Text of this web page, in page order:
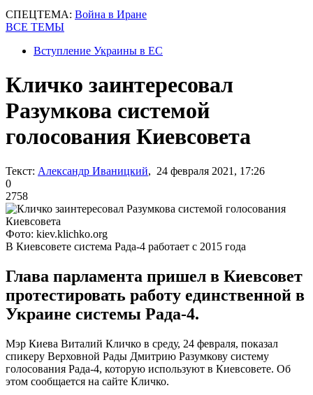
СПЕЦТЕМА: Война в Иране
ВСЕ ТЕМЫ
Вступление Украины в ЕС
Кличко заинтересовал
Разумкова системой
голосования Киевсовета
Текст: Александр Иваницкий, 24 февраля 2021, 17:26
0
2758
Фото: kiev.klichko.org
В Киевсовете система Рада-4 работает с 2015 года
Глава парламента пришел в Киевсовет
протестировать работу единственной в
Украине системы Рада-4.
Мэр Киева Виталий Кличко в среду, 24 февраля, показал
спикеру Верховной Рады Дмитрию Разумкову систему
голосования Рада-4, которую используют в Киевсовете. Об
этом сообщается на сайте Кличко.